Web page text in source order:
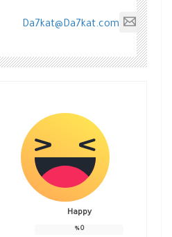
Da7kat@Da7kat.com
Happy
0
%